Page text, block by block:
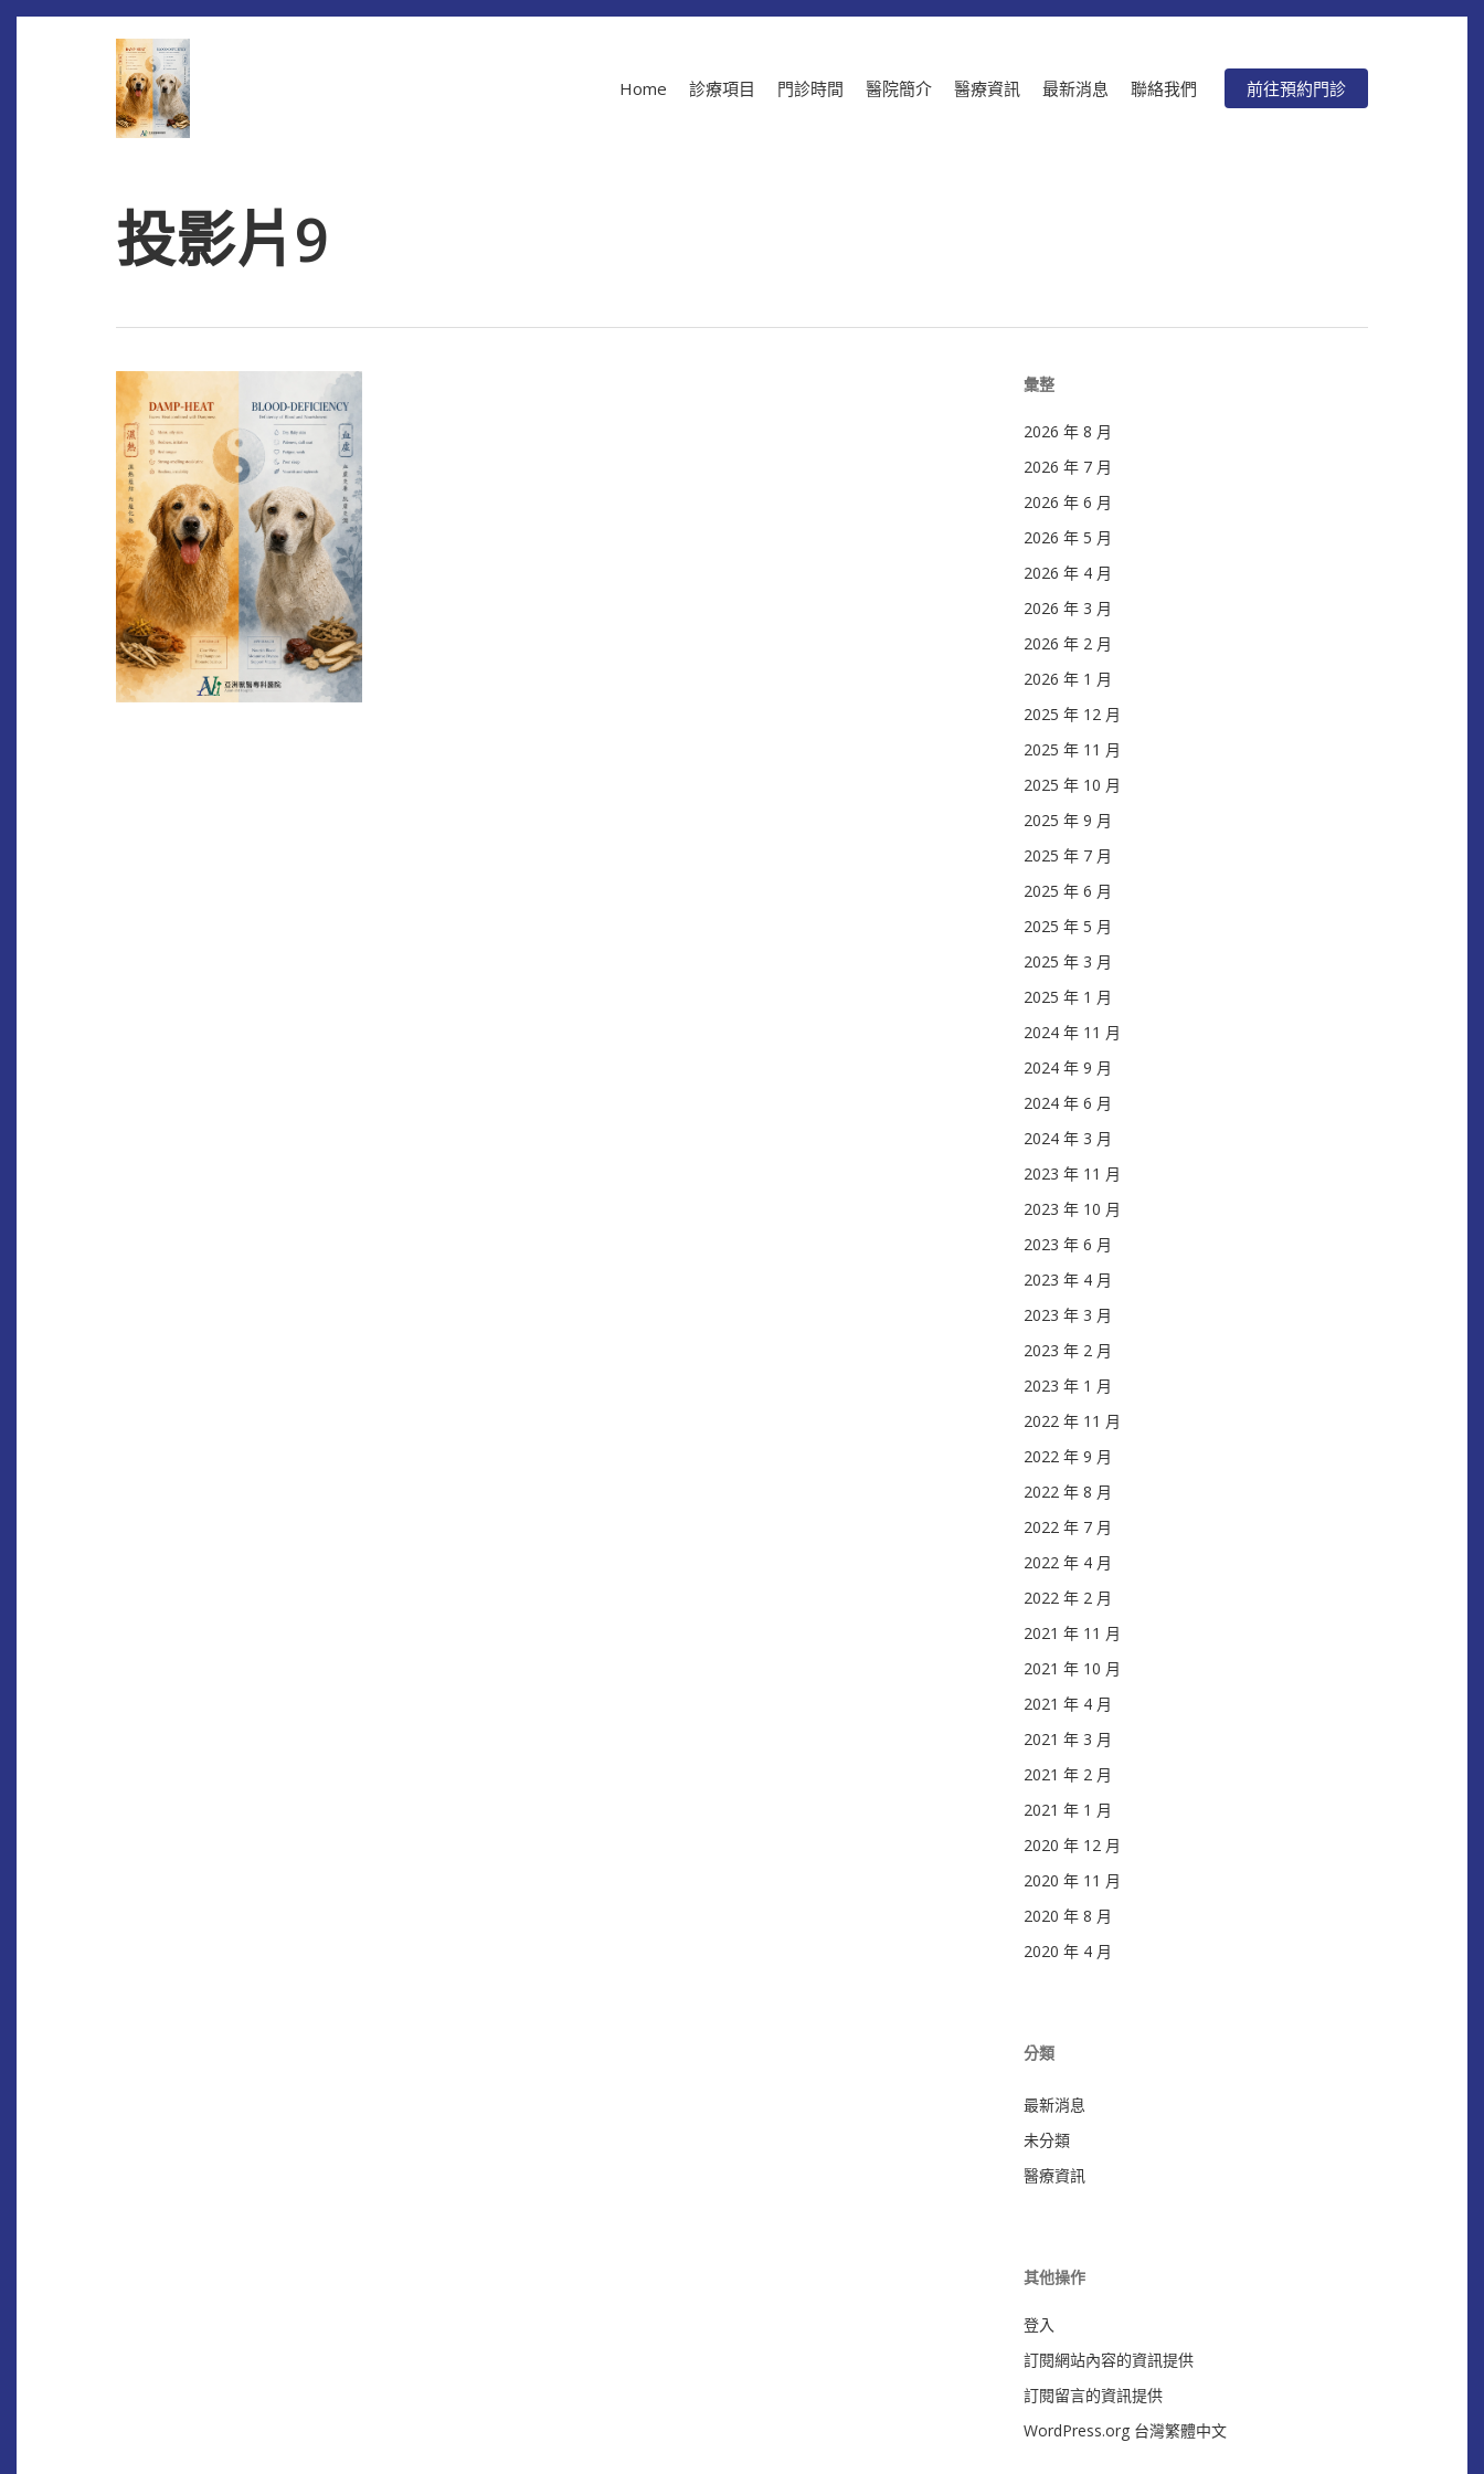
Skip
Home 診療項目 門診時間 醫院簡介 醫療資訊 最新消息 聯絡我們 前往預約門診
投影片9
彙整
2026 年 8 月
2026 年 7 月
2026 年 6 月
2026 年 5 月
2026 年 4 月
2026 年 3 月
2026 年 2 月
2026 年 1 月
2025 年 12 月
2025 年 11 月
2025 年 10 月
2025 年 9 月
2025 年 7 月
2025 年 6 月
2025 年 5 月
2025 年 3 月
2025 年 1 月
2024 年 11 月
2024 年 9 月
2024 年 6 月
2024 年 3 月
2023 年 11 月
2023 年 10 月
2023 年 6 月
2023 年 4 月
2023 年 3 月
2023 年 2 月
2023 年 1 月
2022 年 11 月
2022 年 9 月
2022 年 8 月
2022 年 7 月
2022 年 4 月
2022 年 2 月
2021 年 11 月
2021 年 10 月
2021 年 4 月
2021 年 3 月
2021 年 2 月
2021 年 1 月
2020 年 12 月
2020 年 11 月
2020 年 8 月
2020 年 4 月
分類
最新消息
未分類
醫療資訊
其他操作
登入
訂閱網站內容的資訊提供
訂閱留言的資訊提供
WordPress.org 台灣繁體中文